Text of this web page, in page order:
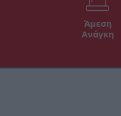
Άμεση
Ανάγκη